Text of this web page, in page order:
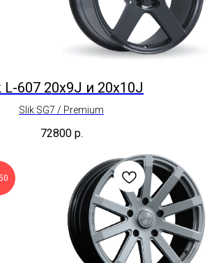
L-607 20x9J и 20x10J
Slik SG7 / Premium
72800 р.